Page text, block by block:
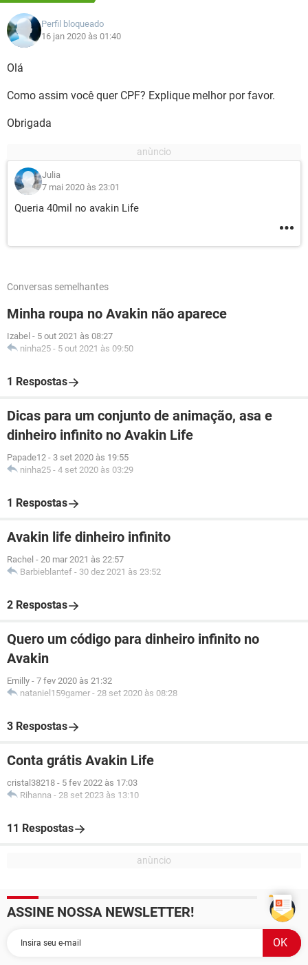
Perfil bloqueado
16 jan 2020 às 01:40
Olá
Como assim você quer CPF? Explique melhor por favor.
Obrigada
Julia
7 mai 2020 às 23:01
Queria 40mil no avakin Life
Conversas semelhantes
Minha roupa no Avakin não aparece
Izabel - 5 out 2021 às 08:27
ninha25 - 5 out 2021 às 09:50
1 Respostas
Dicas para um conjunto de animação, asa e
dinheiro infinito no Avakin Life
Papade12 - 3 set 2020 às 19:55
ninha25 - 4 set 2020 às 03:29
1 Respostas
Avakin life dinheiro infinito
Rachel - 20 mar 2021 às 22:57
Barbieblantef - 30 dez 2021 às 23:52
2 Respostas
Quero um código para dinheiro infinito no
Avakin
Emilly - 7 fev 2020 às 21:32
nataniel159gamer - 28 set 2020 às 08:28
3 Respostas
Conta grátis Avakin Life
cristal38218 - 5 fev 2022 às 17:03
Rihanna - 28 set 2023 às 13:10
11 Respostas
ASSINE NOSSA NEWSLETTER!